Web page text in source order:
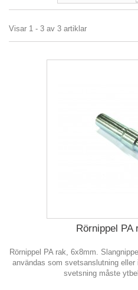
Visar 1 - 3 av 3 artiklar
Rörnippel PA
Rörnippel PA rak, 6x8mm.
användas som svetsanslutning
svetsning måste